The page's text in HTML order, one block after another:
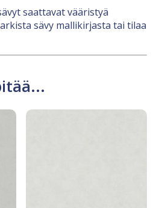
saattavat vääristyä
sävy mallikirjasta tai tilaa